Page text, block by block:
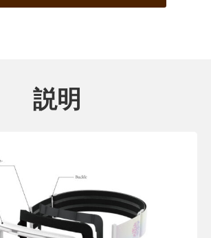
説明